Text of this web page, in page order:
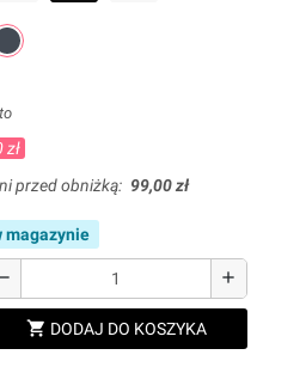
zł
przed obniżką: 99,00 zł
magazynie
add
shopping_cart DODAJ DO KOSZYKA